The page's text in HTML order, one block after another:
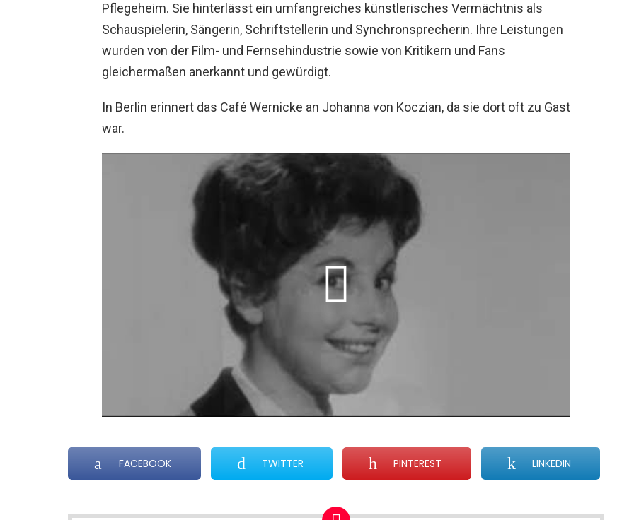
Pflegeheim. Sie hinterlässt ein umfangreiches künstlerisches Vermächtnis als
Schauspielerin, Sängerin, Schriftstellerin und Synchronsprecherin. Ihre Leistungen
wurden von der Film- und Fernsehindustrie sowie von Kritikern und Fans
gleichermaßen anerkannt und gewürdigt.
In Berlin erinnert das Café Wernicke an Johanna von Koczian, da sie dort oft zu Gast
war.
FACEBOOK TWITTER PINTEREST LINKEDIN